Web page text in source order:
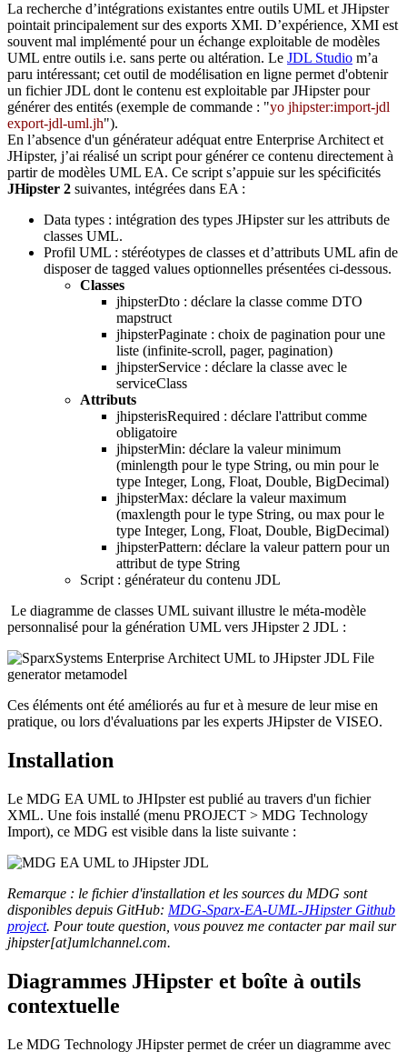
La recherche d’intégrations existantes entre outils UML et JHipster
pointait principalement sur des exports XMI. D’expérience, XMI est
souvent mal implémenté pour un échange exploitable de modèles
UML entre outils i.e. sans perte ou altération. Le JDL Studio m’a
paru intéressant; cet outil de modélisation en ligne permet d'obtenir
un fichier JDL dont le contenu est exploitable par JHipster pour
générer des entités (exemple de commande : "yo jhipster:import-jdl
export-jdl-uml.jh").
En l’absence d'un générateur adéquat entre Enterprise Architect et
JHipster, j’ai réalisé un script pour générer ce contenu directement à
partir de modèles UML EA. Ce script s’appuie sur les spécificités
JHipster 2 suivantes, intégrées dans EA :
Data types : intégration des types JHipster sur les attributs de
classes UML.
Profil UML : stéréotypes de classes et d’attributs UML afin de
disposer de tagged values optionnelles présentées ci-dessous.
Classes
jhipsterDto : déclare la classe comme DTO
mapstruct
jhipsterPaginate : choix de pagination pour une
liste (infinite-scroll, pager, pagination)
jhipsterService : déclare la classe avec le
serviceClass
Attributs
jhipsterisRequired : déclare l'attribut comme
obligatoire
jhipsterMin: déclare la valeur minimum
(minlength pour le type String, ou min pour le
type Integer, Long, Float, Double, BigDecimal)
jhipsterMax: déclare la valeur maximum
(maxlength pour le type String, ou max pour le
type Integer, Long, Float, Double, BigDecimal)
jhipsterPattern: déclare la valeur pattern pour un
attribut de type String
Script : générateur du contenu JDL
Le diagramme de classes UML suivant illustre le méta-modèle
personnalisé pour la génération UML vers JHipster 2 JDL :
Ces éléments ont été améliorés au fur et à mesure de leur mise en
pratique, ou lors d'évaluations par les experts JHipster de VISEO.
Installation
Le MDG EA UML to JHIpster est publié au travers d'un fichier
XML. Une fois installé (menu PROJECT > MDG Technology
Import), ce MDG est visible dans la liste suivante :
Remarque : le fichier d'installation et les sources du MDG sont
disponibles depuis GitHub: MDG-Sparx-EA-UML-JHipster Github
project. Pour toute question, vous pouvez me contacter par mail sur
jhipster[at]umlchannel.com.
Diagrammes JHipster et boîte à outils
contextuelle
Le MDG Technology JHipster permet de créer un diagramme avec